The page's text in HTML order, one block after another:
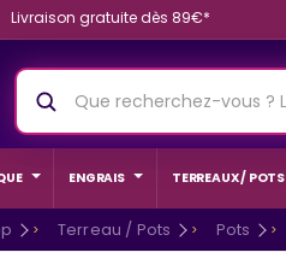
Livraison gratuite dès 89€*
ENGRAIS TERREAUX / POTS
Terreau / Pots Pots